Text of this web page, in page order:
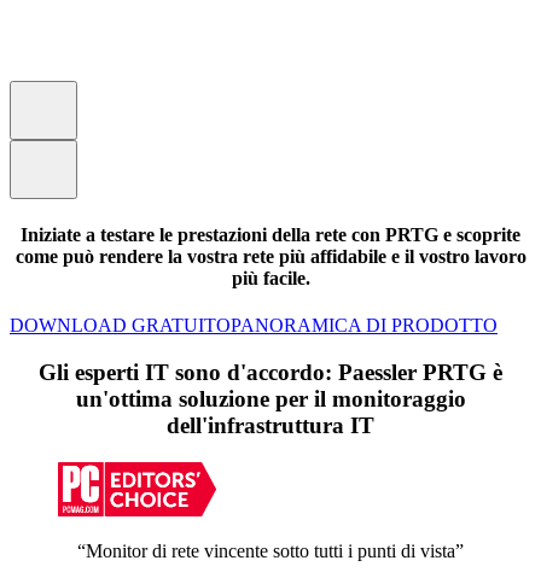
Iniziate a testare le prestazioni della rete con PRTG e scoprite
come può rendere la vostra rete più affidabile e il vostro lavoro
più facile.
DOWNLOAD GRATUITOPANORAMICA DI PRODOTTO
Gli esperti IT sono d'accordo: Paessler PRTG è
un'ottima soluzione per il monitoraggio
dell'infrastruttura IT
“Monitor di rete vincente sotto tutti i punti di vista”